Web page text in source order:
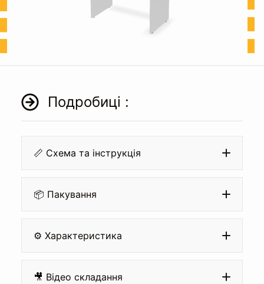
Подробиці :
📏 Схема та інструкція
📦 Пакування
⚙️ Характеристика
🎥 Відео складання